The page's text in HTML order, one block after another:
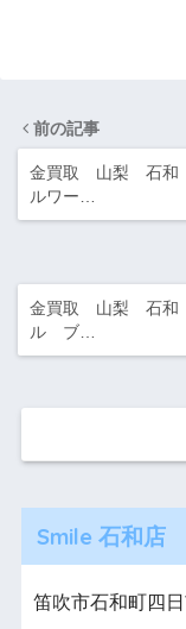
前の記事
金買取 山梨 石
ルワー…
金買取 山梨 石
ル ブ…
Smile 石和店
笛吹市石和町四